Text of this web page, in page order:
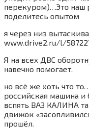
перекуром)…Это наш
поделитесь опытом
я через низ
www.drive2.ru/l/
Я на всех ДВС
навечно помогает.
но всё же хоть что
российская машина и
вспять ВАЗ КАЛИНА
движок
прошёл.